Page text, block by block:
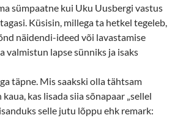
sümpaatne kui Uku Uusbergi vastus
Küsisin, millega ta hetkel tegeleb,
näidendi-ideed või lavastamise
valmistun lapse sünniks ja isaks
täpne. Mis saakski olla tähtsam
kas lisada siia sõnapaar „sellel
selle jutu lõppu ehk remark: